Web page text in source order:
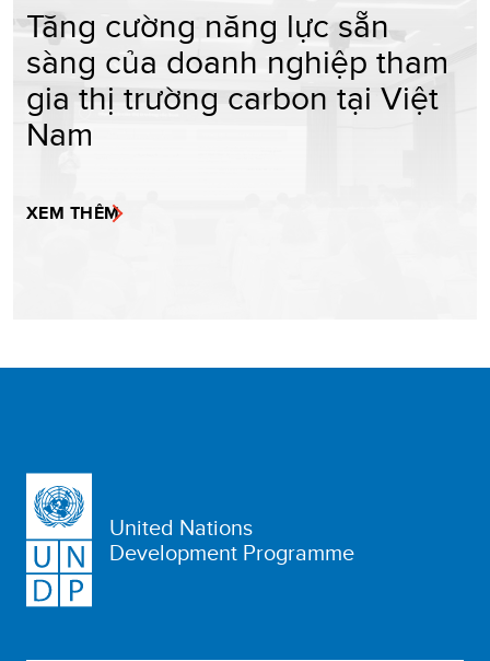
Tăng cường năng lực sẵn
sàng của doanh nghiệp tham
gia thị trường carbon tại Việt
Nam
XEM THÊM
United Nations
Development Programme